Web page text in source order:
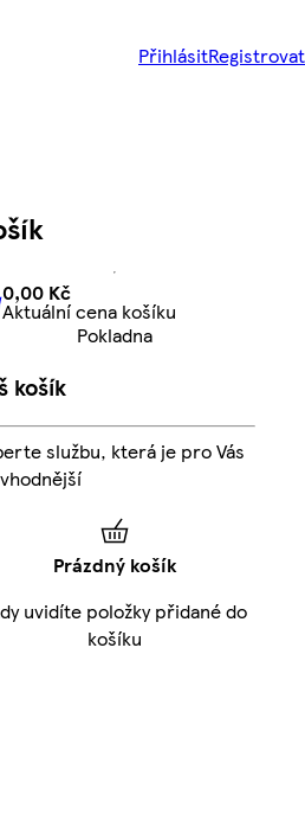
PřihlásitRegistrovat
0,00 KčAktuální cena košíku
0,00 Kč
Aktuální cena košíku
Pokladna
košík
službu, která je pro Vás
Prázdný košík
uvidíte položky přidané do
košíku